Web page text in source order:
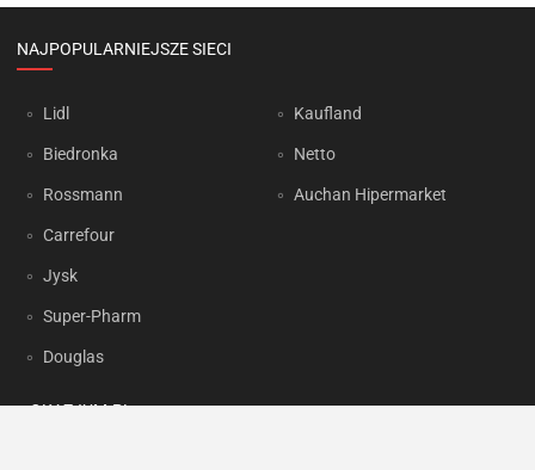
NAJPOPULARNIEJSZE SIECI
Lidl
Biedronka
Rossmann
Carrefour
Jysk
Super-Pharm
Douglas
Kaufland
Netto
Auchan Hipermarket
OKAZJUM.PL